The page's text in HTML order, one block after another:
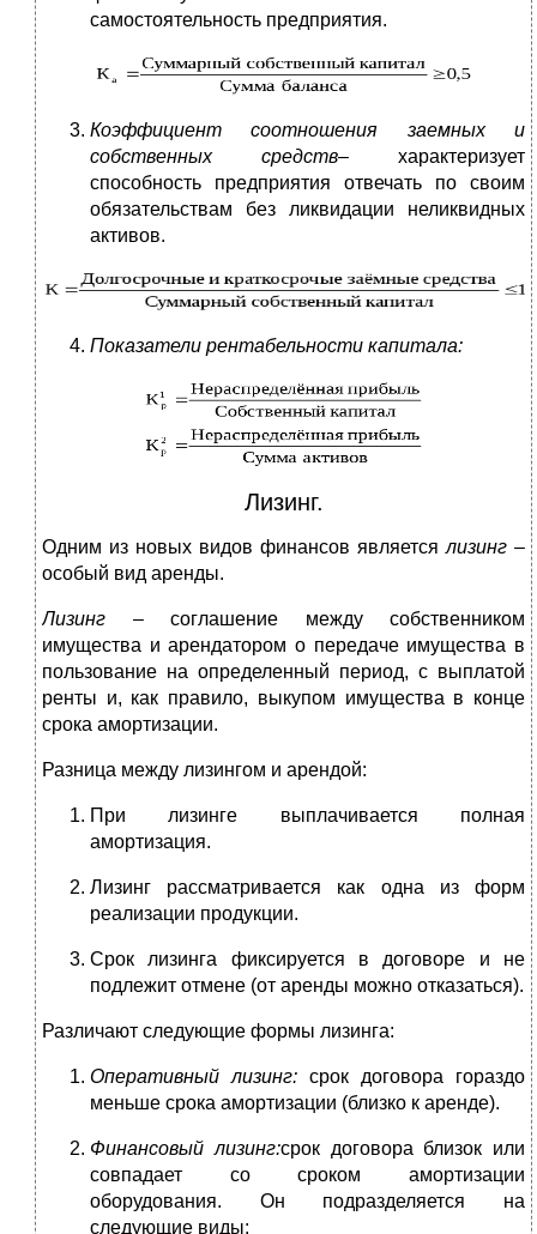
самостоятельность предприятия.
Коэффициент соотношения заемных и
собственных средств– характеризует
способность предприятия отвечать по своим
обязательствам без ликвидации неликвидных
активов.
Показатели рентабельности капитала:
Лизинг.
Одним из новых видов финансов является лизинг –
особый вид аренды.
Лизинг – соглашение между собственником
имущества и арендатором о передаче имущества в
пользование на определенный период, с выплатой
ренты и, как правило, выкупом имущества в конце
срока амортизации.
Разница между лизингом и арендой:
При лизинге выплачивается полная
амортизация.
Лизинг рассматривается как одна из форм
реализации продукции.
Срок лизинга фиксируется в договоре и не
подлежит отмене (от аренды можно отказаться).
Различают следующие формы лизинга:
Оперативный лизинг: срок договора гораздо
меньше срока амортизации (близко к аренде).
Финансовый лизинг:срок договора близок или
совпадает со сроком амортизации
оборудования. Он подразделяется на
следующие виды: